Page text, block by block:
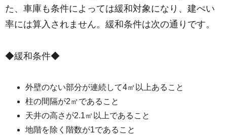
た、車庫も条件によっては緩和対象になり、建ぺい
率には算入されません。緩和条件は次の通りです。
◆緩和条件◆
外壁のない部分が連続して4㎡以上あること
柱の間隔が2㎡であること
天井の高さが2.1㎡以上であること
地階を除く階数が1であること